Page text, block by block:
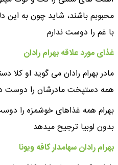
محبوبم باشند، شاید چون به این
با غم را دوست ندارم
غذای مورد علاقه بهرام رادان
مادر بهرام رادان می گوید او
همه دستپخت مادرشان را دوست
بهرام همه غذاهای خوشمزه را
بدون لوبیا ترجیح میدهد
بهرام رادان سهامدار کافه ویونا